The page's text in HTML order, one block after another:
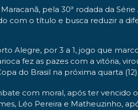
pela 30ª rodada da
com o título e busca reduzir a
Alegre, por 3 a 1, jogo que
fez as pazes com a vitória,
do Brasil na próxima quarta
com moral, após ter vencido
Léo Pereira e Matheuzinho,